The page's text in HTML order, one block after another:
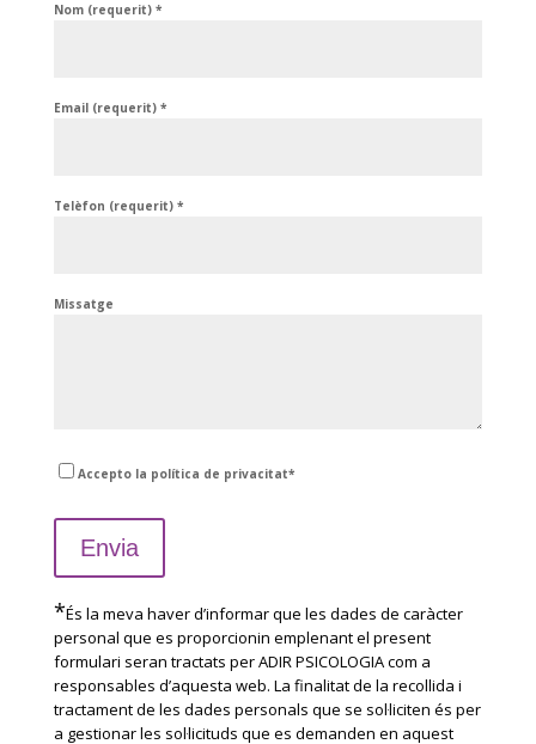
Nom (requerit) *
Email (requerit) *
Telèfon (requerit) *
Missatge
Accepto la política de privacitat*
*És la meva haver d’informar que les dades de caràcter
personal que es proporcionin emplenant el present
formulari seran tractats per ADIR PSICOLOGIA com a
responsables d’aquesta web. La finalitat de la recollida i
tractament de les dades personals que se sol·liciten és per
a gestionar les sol·licituds que es demanden en aquest